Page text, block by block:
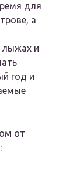
для
а
лыжах и
год и
от